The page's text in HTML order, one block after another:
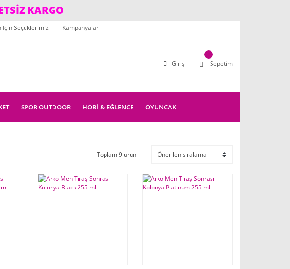
KARGO
İçin Seçtiklerimiz Kampanyalar
Giriş Sepetim
SPOR OUTDOOR HOBİ & EĞLENCE OYUNCAK
Toplam 9 ürün